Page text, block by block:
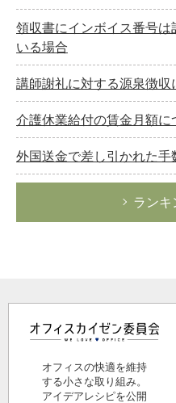
領収書にインボイス番号
いる場合
講師謝礼に対する源泉徴収
介護休業給付の賃金月額に
外国送金で差し引かれた手
ランキ
オフィスの快適を維持
する小さな取り組み。
アイデアレシピを公開